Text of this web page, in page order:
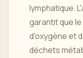
lymphatique.
garantit que
d'oxygène et
déchets